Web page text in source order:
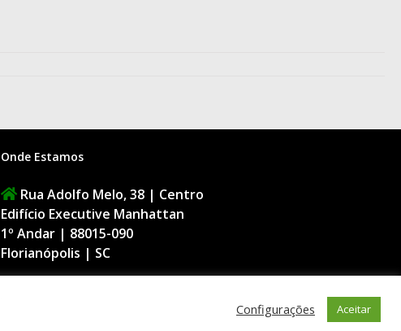
Onde Estamos
Rua Adolfo Melo, 38 | Centro
Edifício Executive Manhattan
1º Andar | 88015-090
Florianópolis | SC
Configurações Aceitar